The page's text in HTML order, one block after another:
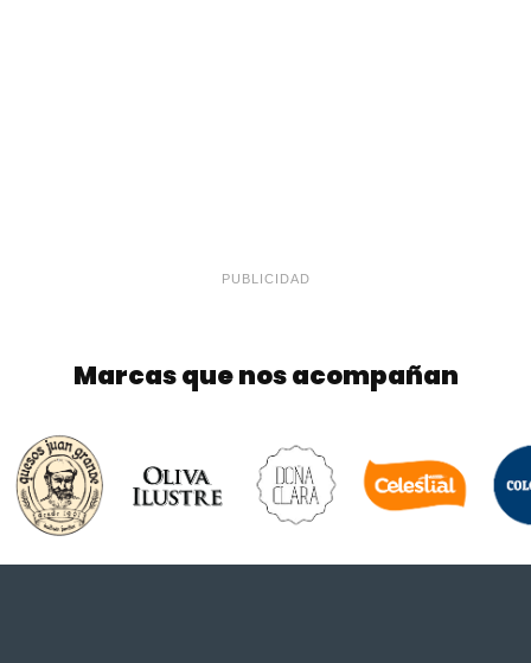
PUBLICIDAD
Marcas que nos acompañan